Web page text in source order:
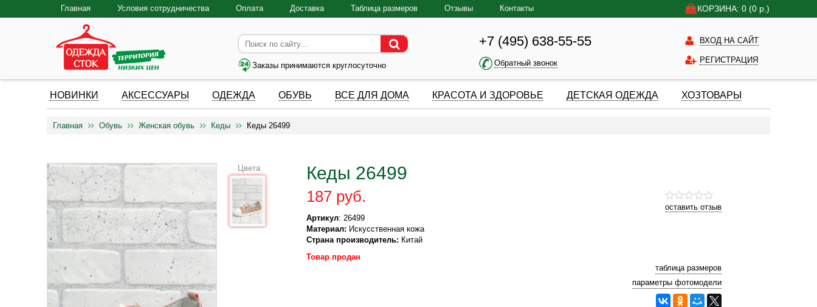
КОРЗИНА: 0 (0 р.)
Главная Условия сотрудничества Оплата Доставка Таблица размеров Отзывы Контакты
Заказы принимаются круглосуточно
+7 (495) 638-55-55
Обратный звонок
ВХОД НА САЙТ
РЕГИСТРАЦИЯ
НОВИНКИ АКСЕССУАРЫ ОДЕЖДА ОБУВЬ ВСЕ ДЛЯ ДОМА КРАСОТА И ЗДОРОВЬЕ ДЕТСКАЯ ОДЕЖДА ХОЗТОВАРЫ
Главная Обувь Женская обувь Кеды Кеды 26499
Кеды 26499
оставить отзыв
187 руб.
Артикул: 26499
Материал: Искусственная кожа
Страна производитель: Китай
Цвета
Товар продан
таблица размеров
параметры фотомодели